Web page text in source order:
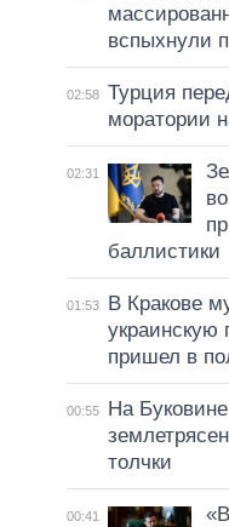
вспыхнули
02:58 Турция
моратории
02:31
баллистики
01:53
В Кракове
украинскую
пришел в
00:55
На
толчки
00:41